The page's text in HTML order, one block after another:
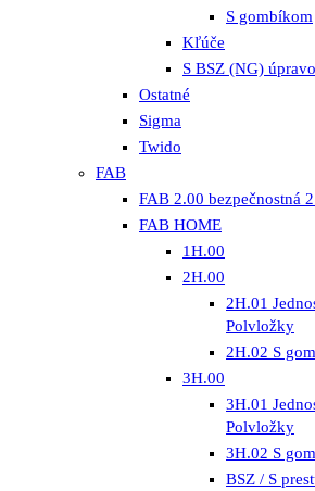
S gombíkom
Kľúče
S BSZ (NG)
Ostatné
Sigma
Twido
FAB
FAB 2.00 bezpečnostná
FAB HOME
1H.00
2H.00
2H.01
Polvložky
2H.02 S
3H.00
3H.01
Polvložky
3H.02 S
BSZ / S